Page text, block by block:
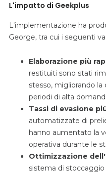
L'impatto di Geekplus
L'implementazione ha
George, tra cui i seguenti
Elaborazione più
restituiti sono stati
stesso, migliorando
periodi di alta
Tassi di evasione
automatizzate di
hanno aumentato la
operativa durante le
Ottimizzazione
sistema di